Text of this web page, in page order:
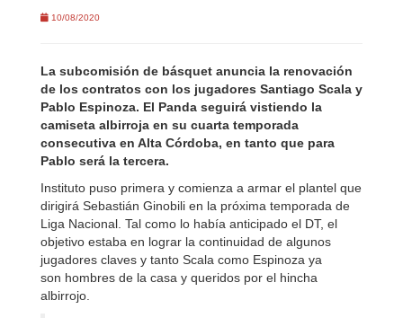
10/08/2020
La subcomisión de básquet anuncia la renovación
de los contratos con los jugadores Santiago Scala y
Pablo Espinoza. El Panda seguirá vistiendo la
camiseta albirroja en su cuarta temporada
consecutiva en Alta Córdoba, en tanto que para
Pablo será la tercera.
Instituto puso primera y comienza a armar el plantel que
dirigirá Sebastián Ginobili en la próxima temporada de
Liga Nacional. Tal como lo había anticipado el DT, el
objetivo estaba en lograr la continuidad de algunos
jugadores claves y tanto Scala como Espinoza ya
son hombres de la casa y queridos por el hincha
albirrojo.